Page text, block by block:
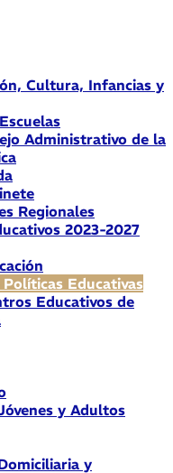
Cultura, Infancias y
Administrativo de la
Regionales
2023-2027
Educativas
Educativos de
y Adultos
y